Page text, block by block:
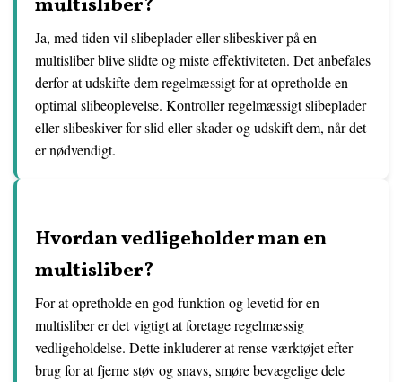
multisliber?
Ja, med tiden vil slibeplader eller slibeskiver på en
multisliber blive slidte og miste effektiviteten. Det anbefales
derfor at udskifte dem regelmæssigt for at opretholde en
optimal slibeoplevelse. Kontroller regelmæssigt slibeplader
eller slibeskiver for slid eller skader og udskift dem, når det
er nødvendigt.
Hvordan vedligeholder man en
multisliber?
For at opretholde en god funktion og levetid for en
multisliber er det vigtigt at foretage regelmæssig
vedligeholdelse. Dette inkluderer at rense værktøjet efter
brug for at fjerne støv og snavs, smøre bevægelige dele